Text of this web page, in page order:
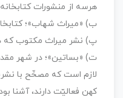
هرسه از منشورات
ب) «میراث شهاب»؛
پ) نشر میراث مکتوب که
ت) «بساتین»؛ در شهر
لازم است که مصحِّح با
کهن فعالیّت دارند، آشنا